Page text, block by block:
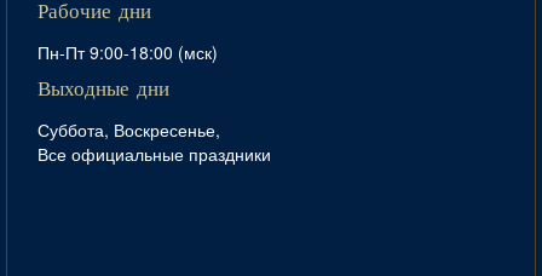
Рабочие дни
Пн-Пт 9:00-18:00 (мск)
Выходные дни
Суббота, Воскресенье,
Все официальные праздники